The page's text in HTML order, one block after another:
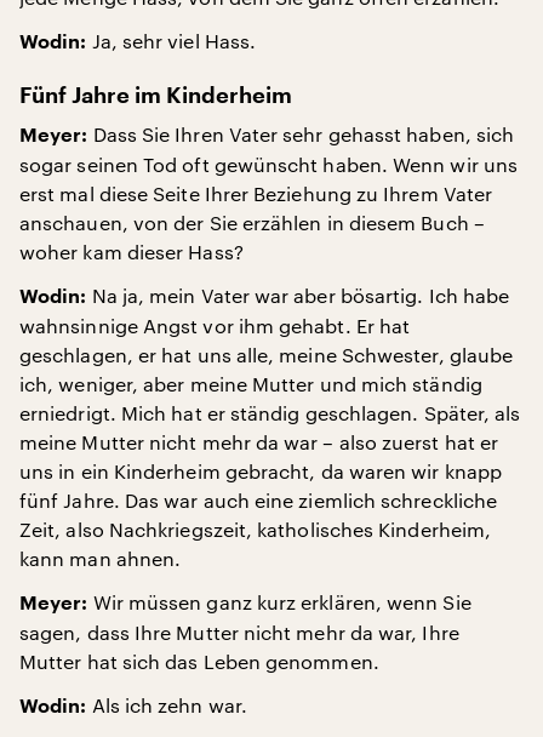
Wodin: Ja, sehr viel Hass.
Fünf Jahre im Kinderheim
Meyer: Dass Sie Ihren Vater sehr gehasst haben, sich
sogar seinen Tod oft gewünscht haben. Wenn wir uns
erst mal diese Seite Ihrer Beziehung zu Ihrem Vater
anschauen, von der Sie erzählen in diesem Buch –
woher kam dieser Hass?
Wodin: Na ja, mein Vater war aber bösartig. Ich habe
wahnsinnige Angst vor ihm gehabt. Er hat
geschlagen, er hat uns alle, meine Schwester, glaube
ich, weniger, aber meine Mutter und mich ständig
erniedrigt. Mich hat er ständig geschlagen. Später, als
meine Mutter nicht mehr da war – also zuerst hat er
uns in ein Kinderheim gebracht, da waren wir knapp
fünf Jahre. Das war auch eine ziemlich schreckliche
Zeit, also Nachkriegszeit, katholisches Kinderheim,
kann man ahnen.
Meyer: Wir müssen ganz kurz erklären, wenn Sie
sagen, dass Ihre Mutter nicht mehr da war, Ihre
Mutter hat sich das Leben genommen.
Wodin: Als ich zehn war.